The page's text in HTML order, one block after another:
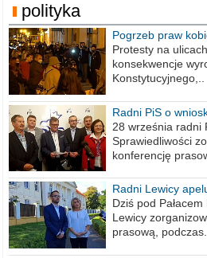
polityka
Pogrzeb praw
biurem poselskim
Protesty na
konsekwencje
Konstytucyjnego,..
Radni PiS o
miasta na 2021
28 września radni
Sprawiedliwości
konferencję
Radni Lewicy
Wiesława Meringa
Dziś pod
Lewicy
prasową,